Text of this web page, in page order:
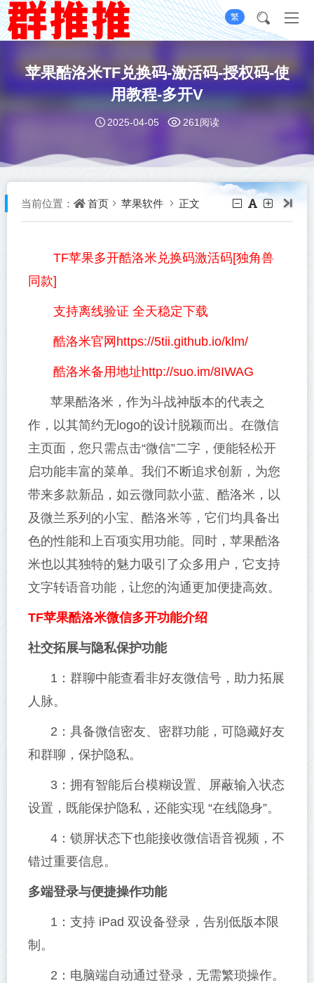
繁
苹果酷洛米TF兑换码-激活码-授权码-使
用教程-多开V
2025-04-05 261阅读
当前位置： 首页 苹果软件 正文
TF苹果多开酷洛米兑换码激活码[独角兽
同款]
支持离线验证 全天稳定下载
酷洛米官网https://5tii.github.io/klm/
酷洛米备用地址http://suo.im/8IWAG
苹果酷洛米，作为斗战神版本的代表之
作，以其简约无logo的设计脱颖而出。在微信
主页面，您只需点击“微信”二字，便能轻松开
启功能丰富的菜单。我们不断追求创新，为您
带来多款新品，如云微同款小蓝、酷洛米，以
及微兰系列的小宝、酷洛米等，它们均具备出
色的性能和上百项实用功能。同时，苹果酷洛
米也以其独特的魅力吸引了众多用户，它支持
文字转语音功能，让您的沟通更加便捷高效。
TF苹果酷洛米微信多开功能介绍
社交拓展与隐私保护功能
1：群聊中能查看非好友微信号，助力拓展
人脉。
2：具备微信密友、密群功能，可隐藏好友
和群聊，保护隐私。
3：拥有智能后台模糊设置、屏蔽输入状态
设置，既能保护隐私，还能实现 “在线隐身”。
4：锁屏状态下也能接收微信语音视频，不
错过重要信息。
多端登录与便捷操作功能
1：支持 iPad 双设备登录，告别低版本限
制。
2：电脑端自动通过登录，无需繁琐操作。